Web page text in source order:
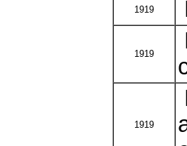
1919
1919
1919